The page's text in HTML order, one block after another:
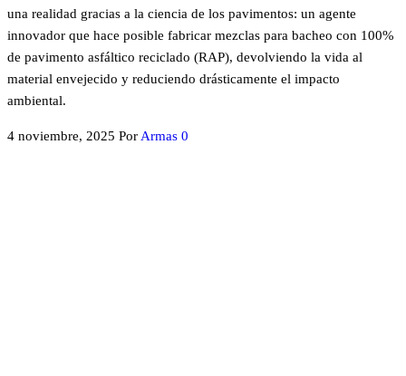
una realidad gracias a la ciencia de los pavimentos: un agente
innovador que hace posible fabricar mezclas para bacheo con 100%
de pavimento asfáltico reciclado (RAP), devolviendo la vida al
material envejecido y reduciendo drásticamente el impacto
ambiental.
4 noviembre, 2025 Por Armas 0